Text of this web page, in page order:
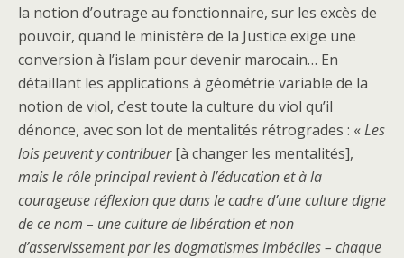
la notion d’outrage au fonctionnaire, sur les excès de
pouvoir, quand le ministère de la Justice exige une
conversion à l’islam pour devenir marocain… En
détaillant les applications à géométrie variable de la
notion de viol, c’est toute la culture du viol qu’il
dénonce, avec son lot de mentalités rétrogrades : «Les
lois peuvent y contribuer[à changer les mentalités],
mais le rôle principal revient à l’éducation et à la
courageuse réflexion que dans le cadre d’une culture digne
de ce nom – une culture de libération et non
d’asservissement par les dogmatismes imbéciles – chaque